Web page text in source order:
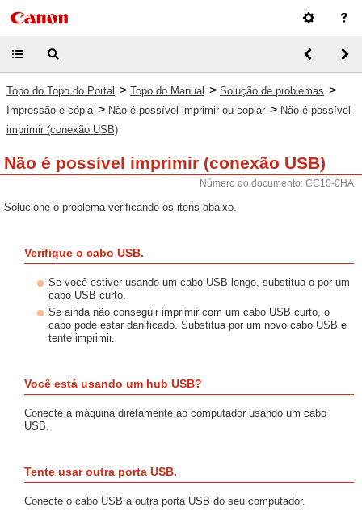
Topo do Topo do Portal > Topo do Manual > Solução de problemas >
Impressão e cópia > Não é possível imprimir ou copiar > Não é possível
imprimir (conexão USB)
Não é possível imprimir (conexão USB)
Número do documento: CC10-0HA
Solucione o problema verificando os itens abaixo.
Verifique o cabo USB.
Se você estiver usando um cabo USB longo, substitua-o por um
cabo USB curto.
Se ainda não conseguir imprimir com um cabo USB curto, o
cabo pode estar danificado. Substitua por um novo cabo USB e
tente imprimir.
Você está usando um hub USB?
Conecte a máquina diretamente ao computador usando um cabo
USB.
Tente usar outra porta USB.
Conecte o cabo USB a outra porta USB do seu computador.